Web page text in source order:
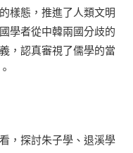
樣態，推進了人類文明
學者從中韓兩國分歧的
，認真審視了儒學的當
，探討朱子學、退溪學